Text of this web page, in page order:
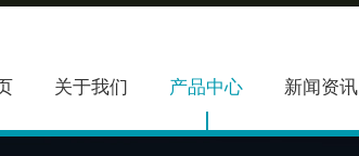
关于我们 产品中心 新闻资讯